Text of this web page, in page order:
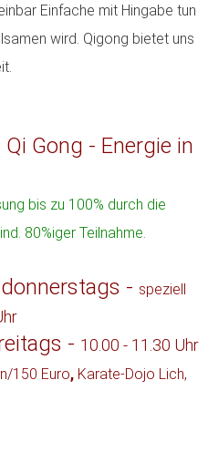
Einfache mit Hingabe tun
wird. Qigong bietet uns
Qi Gong - Energie in
bis zu 100% durch die
80%iger Teilnahme.
onnerstags - speziell
- 10.00 - 11.30 Uhr
150 Euro, Karate-Dojo Lich,